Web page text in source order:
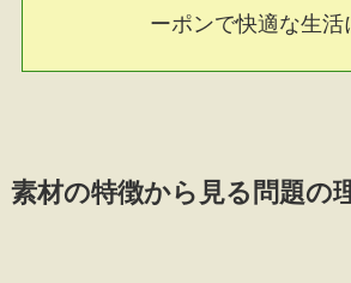
ーポンで快適な生活
素材の特徴から見る問題の